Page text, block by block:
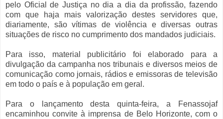
pelo Oficial de Justiça no dia a dia da profissão, fazendo
com que haja mais valorização destes servidores que,
diariamente, são vítimas de violência e diversas outras
situações de risco no cumprimento dos mandados judiciais.
Para isso, material publicitário foi elaborado para a
divulgação da campanha nos tribunais e diversos meios de
comunicação como jornais, rádios e emissoras de televisão
em todo o país e à população em geral.
Para o lançamento desta quinta-feira, a Fenassojaf
encaminhou convite à imprensa de Belo Horizonte, com o